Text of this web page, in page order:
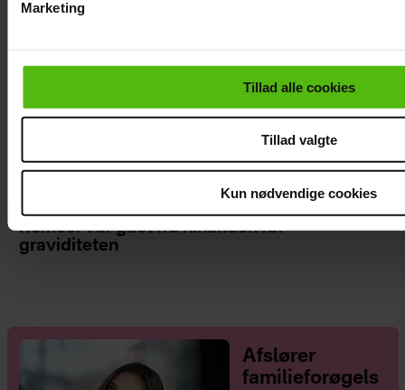
cookiepolitik.
Marketing
Tillad alle cookies
Tillad valgte
Kun nødvendige cookies
Mathilde Gøhler fortæller om bruddet med
Remee: Var gået fra hinanden før
graviditeten
Afslører
familieforøgels